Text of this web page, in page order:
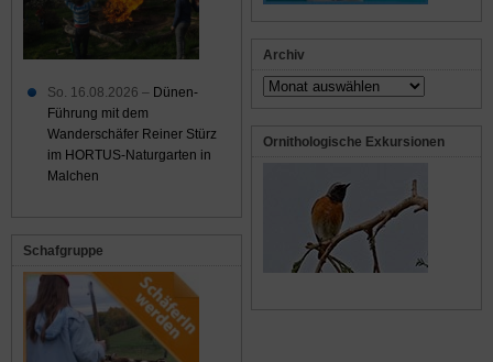
Archiv
Archiv
Ornithologische Exkursionen
So. 16.08.2026 – Dünen-
Führung mit dem
Wanderschäfer Reiner Stürz
im HORTUS-Naturgarten in
Malchen
Schafgruppe